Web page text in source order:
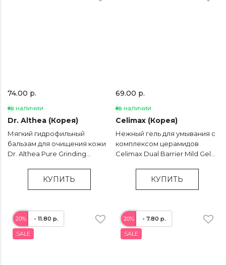
74.00 р.
в наличии
Dr. Althea (Корея)
Мягкий гидрофильный
бальзам для очищения кожи
Dr. Althea Pure Grinding
КУПИТЬ
69.00 р.
в наличии
Celimax (Корея)
Нежный гель для умывания с
комплексом церамидов
Celimax Dual Barrier Mild Gel
КУПИТЬ
SALE
20% - 11.80 р.
SALE
20% - 7.80 р.